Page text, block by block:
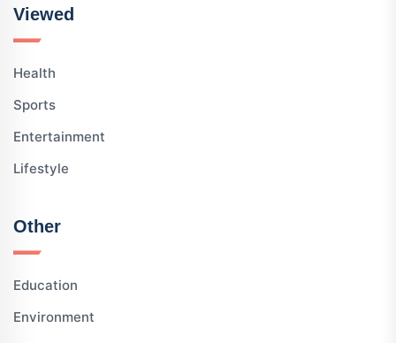
Viewed
Health
Sports
Entertainment
Lifestyle
Other
Education
Environment